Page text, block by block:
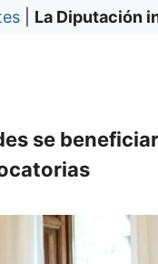
La Diputación
se